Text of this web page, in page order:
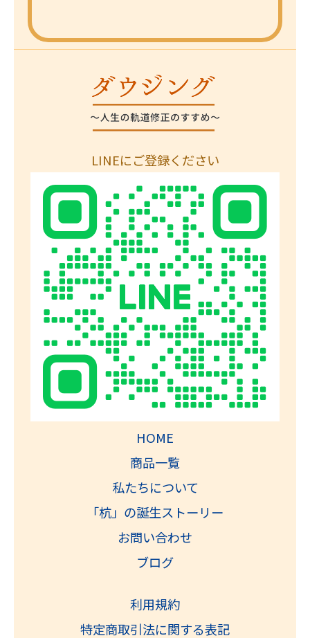
LINEにご登録ください
HOME
商品一覧
私たちについて
「杭」の誕生ストーリー
お問い合わせ
ブログ
利用規約
特定商取引法に関する表記